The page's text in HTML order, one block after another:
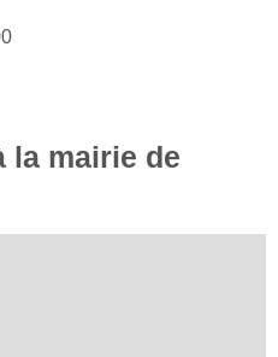
la mairie de